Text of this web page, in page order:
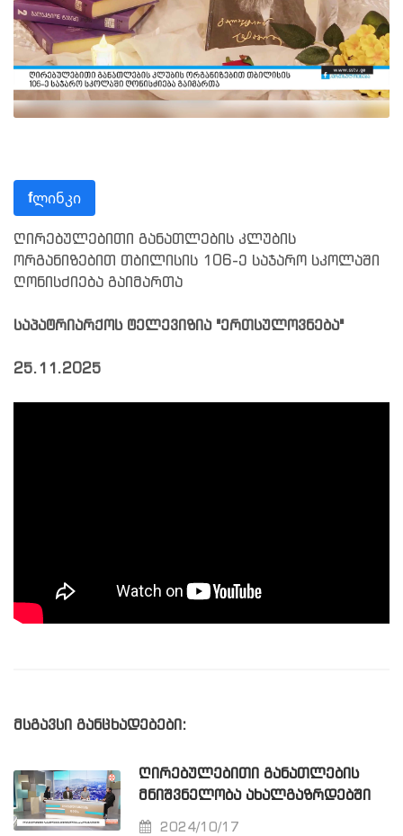
fლინკი
ღირებულებითი განათლების კლუბის
ორგანიზებით თბილისის 106-ე საჯარო სკოლაში
ღონისძიება გაიმართა
საპატრიარქოს ტელევიზია "ერთსულოვნება"
25.11.2025
მსგავსი განცხადებები:
ᲦᲘᲠᲔᲑᲣᲚᲔᲑᲘᲗᲘ ᲒᲐᲜᲐᲗᲚᲔᲑᲘᲡ
ᲛᲜᲘᲨᲕᲜᲔᲚᲝᲑᲐ ᲐᲮᲐᲚᲒᲐᲖᲠᲓᲔᲑᲨᲘ
2024/10/17